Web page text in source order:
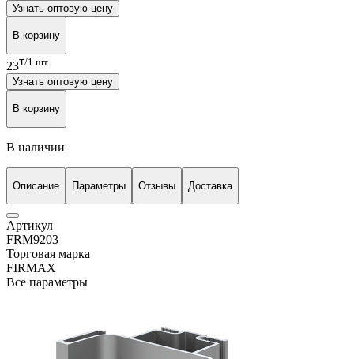
Узнать оптовую цену
В корзину
23₸/1 шт.
Узнать оптовую цену
В корзину
В наличии
Описание Параметры Отзывы Доставка
Артикул
FRM9203
Торговая марка
FIRMAX
Все параметры